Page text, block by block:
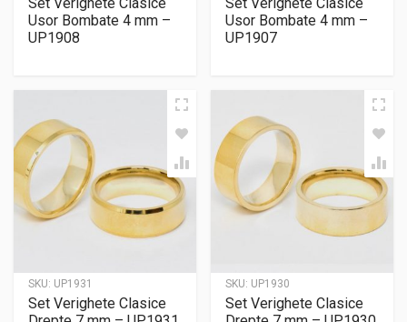
Usor Bombate 4 mm –
UP1908
Usor Bombate 4 mm –
UP1907
SKU: UP1931
Set Verighete Clasice
SKU: UP1930
Set Verighete Clasice